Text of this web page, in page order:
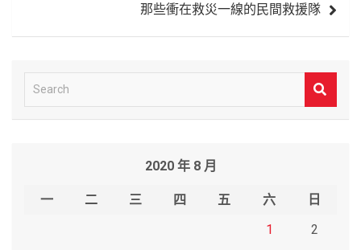
那些衝在救災一線的民間救援隊
e
2020 年 8 月
一 二 三 四 五 六
日
1
2